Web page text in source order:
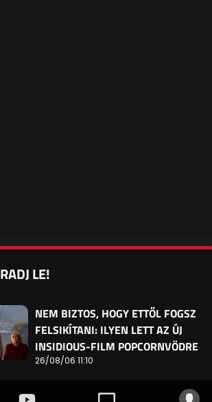
LE!
NEM BIZTOS, HOGY ETTŐL FOGSZ
FELSIKÍTANI: ILYEN LETT AZ ÚJ
INSIDIOUS-FILM POPCORNVÖDRE
26/08/06 11:10